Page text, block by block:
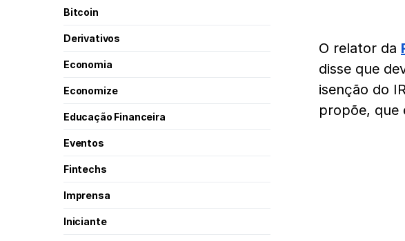
O relator da
disse que
isenção do
propõe, que
Bitcoin
Derivativos
Economia
Economize
Educação Financeira
Eventos
Fintechs
Imprensa
Iniciante